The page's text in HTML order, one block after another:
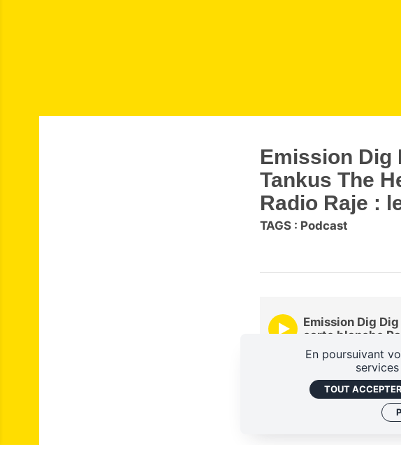
Emission Dig
Tankus The
Radio Raje :
TAGS : Podcast
Emission Dig
carte blanche
En poursuivant
TOUT ACCEPTER